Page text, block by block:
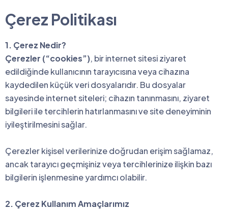
Çerez Politikası
1. Çerez Nedir?
Çerezler (“cookies”), bir internet sitesi ziyaret
edildiğinde kullanıcının tarayıcısına veya cihazına
kaydedilen küçük veri dosyalarıdır. Bu dosyalar
sayesinde internet siteleri; cihazın tanınmasını, ziyaret
bilgileri ile tercihlerin hatırlanmasını ve site deneyiminin
iyileştirilmesini sağlar.
Çerezler kişisel verilerinize doğrudan erişim sağlamaz,
ancak tarayıcı geçmişiniz veya tercihlerinize ilişkin bazı
bilgilerin işlenmesine yardımcı olabilir.
2. Çerez Kullanım Amaçlarımız